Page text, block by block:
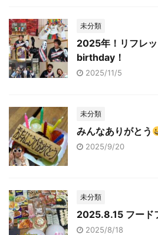
未分類
2025年！リフレ
birthday！
2025/11/5
未分類
みんなありがとう
2025/9/20
未分類
2025.8.15 フード
2025/8/18